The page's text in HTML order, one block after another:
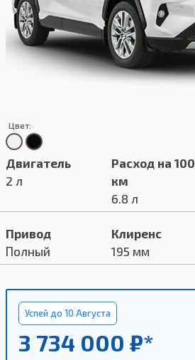
Цвет:
Двигатель
2 л
Расход на 100
км
6.8 л
Привод
Полный
Клиренс
195 мм
Успей до 10 Августа
3 734 000 ₽*